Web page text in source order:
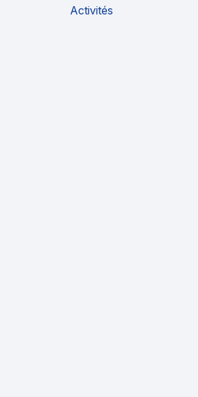
Activités